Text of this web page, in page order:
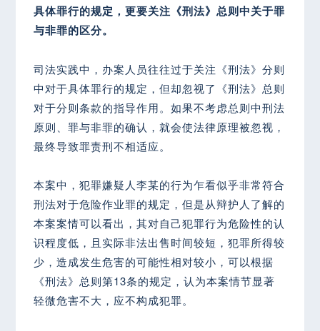
具体罪行的规定，更要关注《刑法》总则中关于罪
与非罪的区分。
司法实践中，办案人员往往过于关注《刑法》分则
中对于具体罪行的规定，但却忽视了《刑法》总则
对于分则条款的指导作用。如果不考虑总则中刑法
原则、罪与非罪的确认，就会使法律原理被忽视，
最终导致罪责刑不相适应。
本案中，犯罪嫌疑人李某的行为乍看似乎非常符合
刑法对于危险作业罪的规定，但是从辩护人了解的
本案案情可以看出，其对自己犯罪行为危险性的认
识程度低，且实际非法出售时间较短，犯罪所得较
少，造成发生危害的可能性相对较小，可以根据
《刑法》总则第13条的规定，认为本案情节显著
轻微危害不大，应不构成犯罪。